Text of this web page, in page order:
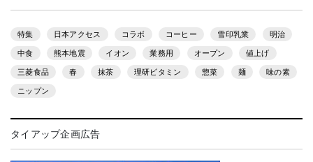
特集 日本アクセス コラボ コーヒー 雪印乳業 明治
中食 熊本地震 イオン 業務用 オープン 値上げ
三菱食品 春 抹茶 理研ビタミン 惣菜 麺 味の素
ニップン
タイアップ企画広告